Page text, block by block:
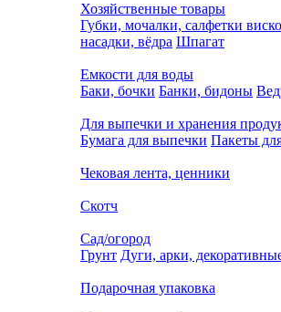
Хозяйственные товары
Губки, мочалки, салфетки
насадки, вёдра Шпагат
Емкости для воды
Баки, бочки Банки, бидоны
Для выпечки и хранения
Бумага для выпечки Пакеты
Чековая лента, ценники
Скотч
Сад/огород
Грунт Дуги, арки,
Подарочная упаковка